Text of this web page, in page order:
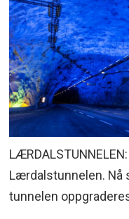
Lærdalstunnelen. Nå
tunnelen